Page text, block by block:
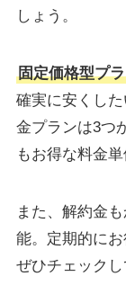
しょう。
固定価格型プ
確実に安くし
金プランは3つ
もお得な料金
また、解約金
能。定期的にお
ぜひチェックし